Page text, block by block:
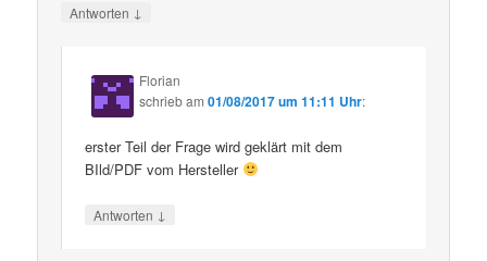
Antworten ↓
Florian
schriebam01/08/2017 um 11:11 Uhr:
erster Teil der Frage wird geklärt mit dem
BIld/PDF vom Hersteller
Antworten ↓